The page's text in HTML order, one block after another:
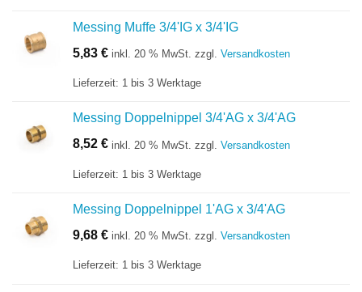
Messing Muffe 3/4'IG x 3/4'IG
5,83 € inkl. 20 % MwSt. zzgl. Versandkosten
Lieferzeit: 1 bis 3 Werktage
Messing Doppelnippel 3/4'AG x 3/4'AG
8,52 € inkl. 20 % MwSt. zzgl. Versandkosten
Lieferzeit: 1 bis 3 Werktage
Messing Doppelnippel 1'AG x 3/4'AG
9,68 € inkl. 20 % MwSt. zzgl. Versandkosten
Lieferzeit: 1 bis 3 Werktage